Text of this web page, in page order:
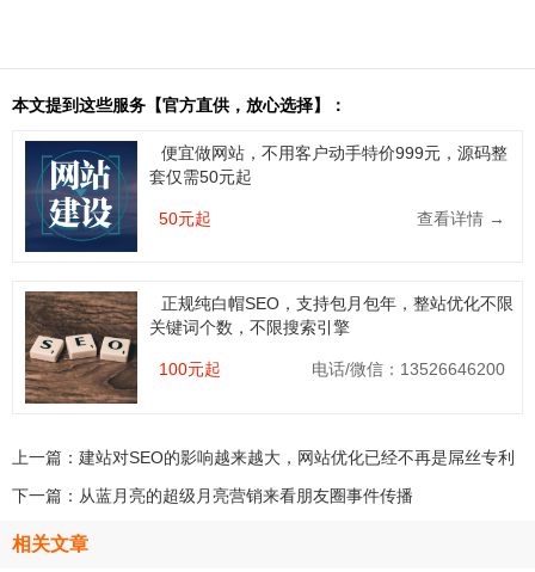
本文提到这些服务【官方直供，放心选择】：
便宜做网站，不用客户动手特价999元，源码整
套仅需50元起
50元起 查看详情 →
正规纯白帽SEO，支持包月包年，整站优化不限
关键词个数，不限搜索引擎
100元起 电话/微信：13526646200
上一篇： 建站对SEO的影响越来越大，网站优化已经不再是屌丝专利
下一篇： 从蓝月亮的超级月亮营销来看朋友圈事件传播
相关文章